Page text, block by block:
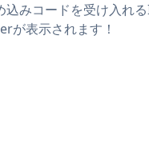
みコードを受け入れ
が表示されます！